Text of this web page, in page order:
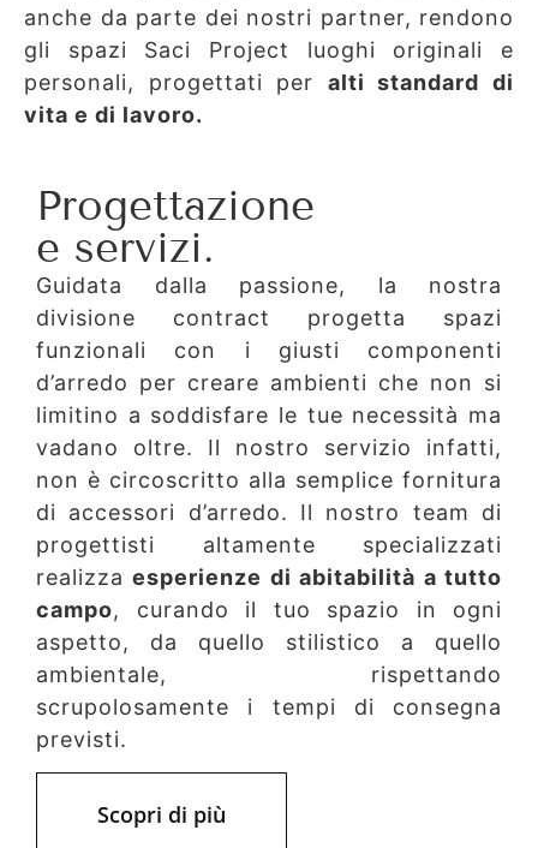
anche da parte dei nostri partner, rendono
gli spazi Saci Project luoghi originali e
personali, progettati per alti standard di
vita e di lavoro.
Progettazione
e servizi.
Guidata dalla passione, la nostra
divisione contract progetta spazi
funzionali con i giusti componenti
d’arredo per creare ambienti che non si
limitino a soddisfare le tue necessità ma
vadano oltre. Il nostro servizio infatti,
non è circoscritto alla semplice fornitura
di accessori d’arredo. Il nostro team di
progettisti altamente specializzati
realizzaesperienze di abitabilità a tutto
campo, curando il tuo spazio in ogni
aspetto, da quello stilistico a quello
ambientale, rispettando
scrupolosamente i tempi di consegna
previsti.
Scopri di più